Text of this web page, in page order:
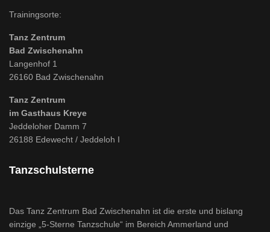
Trainingsorte:
Tanz Zentrum
Bad Zwischenahn
Langenhof 1
26160 Bad Zwischenahn
Tanz Zentrum
im Gasthaus Kreye
Jeddeloher Damm 7
26188 Edewecht / Jeddeloh I
Tanzschulsterne
Das Tanz Zentrum Bad Zwischenahn ist die erste und bislang
einzige „5-Sterne Tanzschule“ im Bereich Ammerland und